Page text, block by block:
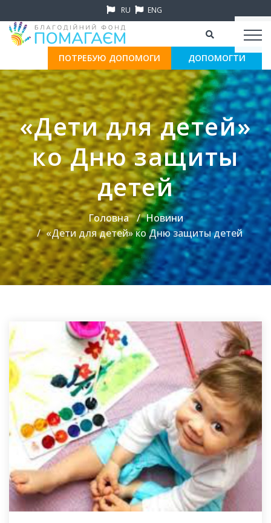
RU ENG
ПОТРЕБУЮ ДОПОМОГИ ДОПОМОГТИ
«Дети для детей»
ко Дню защиты
детей
Головна
Новини
«Дети для детей» ко Дню защиты детей